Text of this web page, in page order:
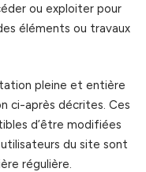
ou exploiter pour
éléments ou travaux
pleine et entière
ci-après décrites. Ces
d’être modifiées
du site sont
régulière.